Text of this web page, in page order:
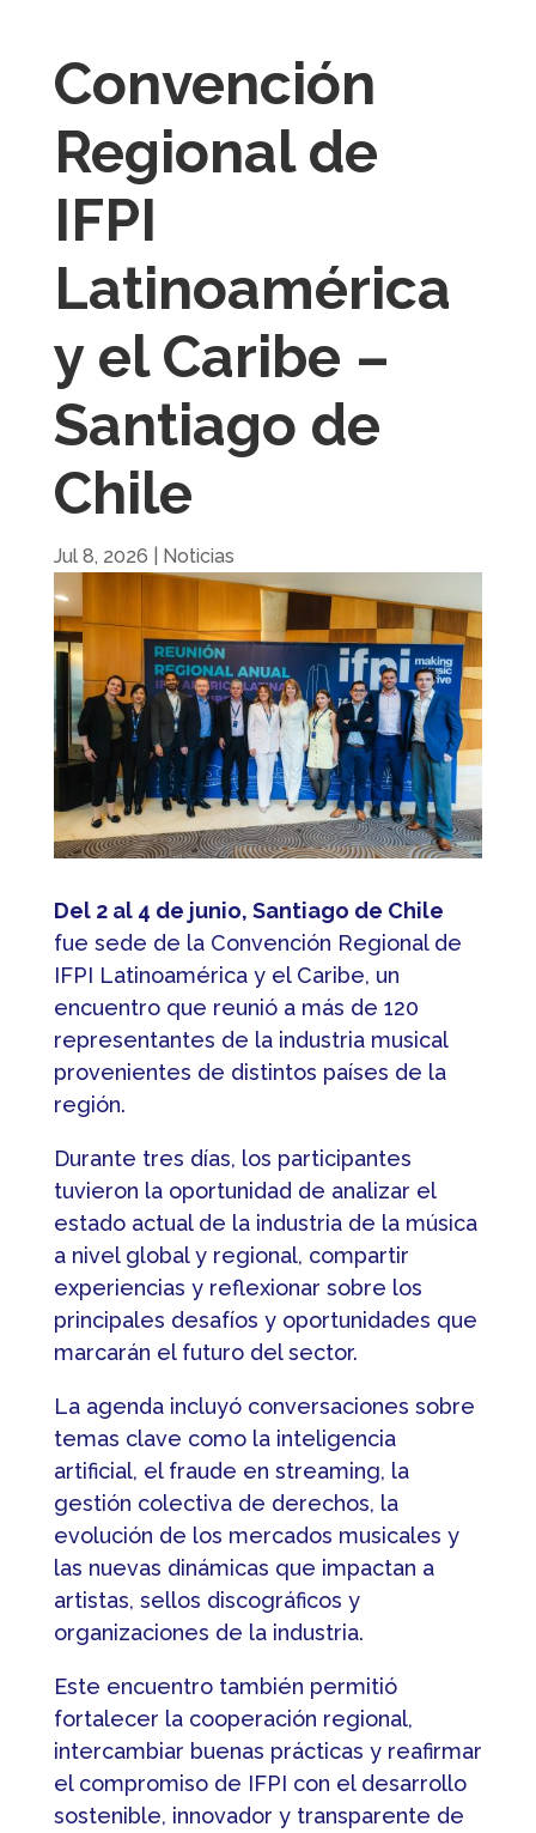
Convención
Regional de
IFPI
Latinoamérica
y el Caribe –
Santiago de
Chile
Jul 8, 2026 Noticias
Del 2 al 4 de junio, Santiago de Chile
fue sede de la Convención Regional de
IFPI Latinoamérica y el Caribe, un
encuentro que reunió a más de 120
representantes de la industria musical
provenientes de distintos países de la
región.
Durante tres días, los participantes
tuvieron la oportunidad de analizar el
estado actual de la industria de la música
a nivel global y regional, compartir
experiencias y reflexionar sobre los
principales desafíos y oportunidades que
marcarán el futuro del sector.
La agenda incluyó conversaciones sobre
temas clave como la inteligencia
artificial, el fraude en streaming, la
gestión colectiva de derechos, la
evolución de los mercados musicales y
las nuevas dinámicas que impactan a
artistas, sellos discográficos y
organizaciones de la industria.
Este encuentro también permitió
fortalecer la cooperación regional,
intercambiar buenas prácticas y reafirmar
el compromiso de IFPI con el desarrollo
sostenible, innovador y transparente de